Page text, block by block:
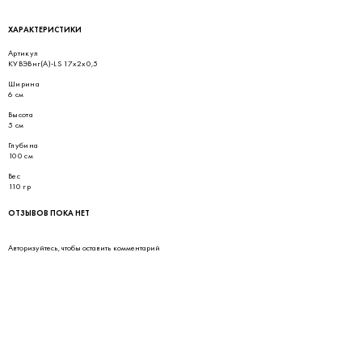
ХАРАКТЕРИСТИКИ
Артикул
КУВЭВнг(А)-LS 17х2х0,5
Ширина
6 см
Высота
5 см
Глубина
100 см
Вес
110 гр
ОТЗЫВОВ ПОКА НЕТ
Авторизуйтесь, чтобы оставить комментарий